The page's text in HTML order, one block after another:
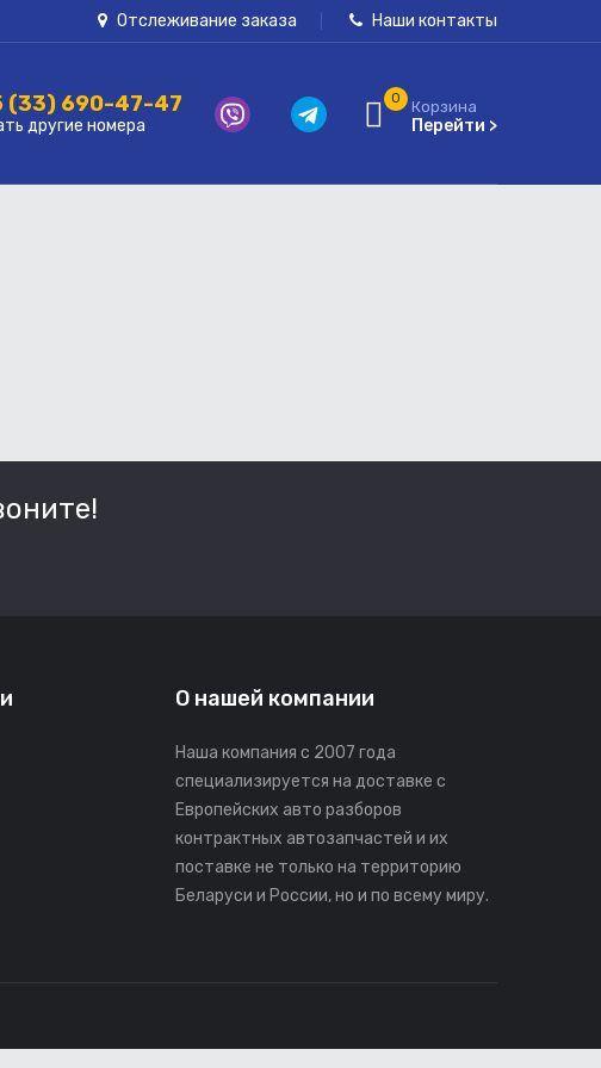
Отслеживание заказа Наши контакты
(33) 690-47-47
другие номера
0 Корзина
Перейти >
О нашей компании
Наша компания с 2007 года
специализируется на доставке с
Европейских авто разборов
контрактных автозапчастей и их
поставке не только на территорию
Беларуси и России, но и по всему миру.